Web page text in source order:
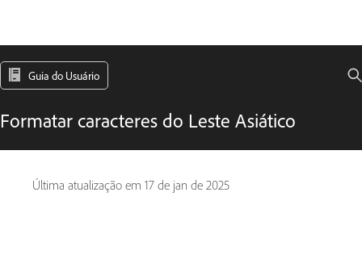
Guia do Usuário
Formatar caracteres do Leste Asiático
Última atualização em 17 de jan de 2025